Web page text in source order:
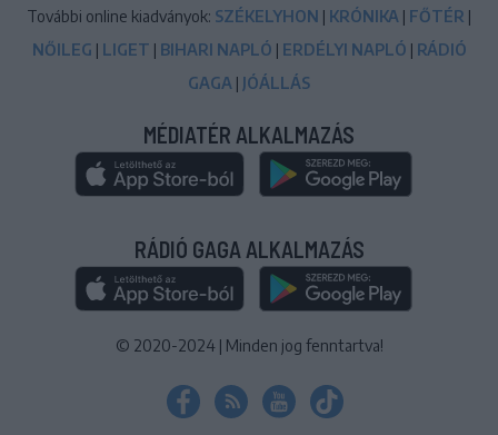
További online kiadványok: SZÉKELYHON | KRÓNIKA | FŐTÉR |
NŐILEG | LIGET | BIHARI NAPLÓ | ERDÉLYI NAPLÓ | RÁDIÓ
GAGA | JÓÁLLÁS
MÉDIATÉR ALKALMAZÁS
RÁDIÓ GAGA ALKALMAZÁS
© 2020-2024 | Minden jog fenntartva!